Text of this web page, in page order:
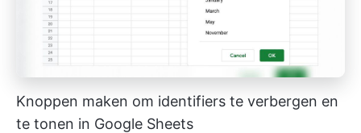
Knoppen maken om identifiers te verbergen en
te tonen in Google Sheets